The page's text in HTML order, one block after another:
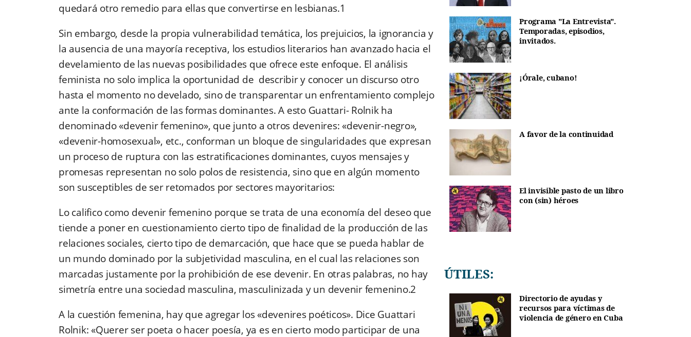
quedará otro remedio para ellas que convertirse en lesbianas.1
Sin embargo, desde la propia vulnerabilidad temática, los prejuicios, la ignorancia y
la ausencia de una mayoría receptiva, los estudios literarios han avanzado hacia el
develamiento de las nuevas posibilidades que ofrece este enfoque. El análisis
feminista no solo implica la oportunidad de describir y conocer un discurso otro
hasta el momento no develado, sino de transparentar un enfrentamiento complejo
ante la conformación de las formas dominantes. A esto Guattari- Rolnik ha
denominado «devenir femenino», que junto a otros devenires: «devenir-negro»,
«devenir-homosexual», etc., conforman un bloque de singularidades que expresan
un proceso de ruptura con las estratificaciones dominantes, cuyos mensajes y
promesas representan no solo polos de resistencia, sino que en algún momento
son susceptibles de ser retomados por sectores mayoritarios:
Lo califico como devenir femenino porque se trata de una economía del deseo que
tiende a poner en cuestionamiento cierto tipo de finalidad de la producción de las
relaciones sociales, cierto tipo de demarcación, que hace que se pueda hablar de
un mundo dominado por la subjetividad masculina, en el cual las relaciones son
marcadas justamente por la prohibición de ese devenir. En otras palabras, no hay
simetría entre una sociedad masculina, masculinizada y un devenir femenino.2
A la cuestión femenina, hay que agregar los «devenires poéticos». Dice Guattari
Rolnik: «Querer ser poeta o hacer poesía, ya es en cierto modo participar de una
Programa "La Entrevista".
Temporadas, episodios,
invitados.
¡Órale, cubano!
A favor de la continuidad
El invisible pasto de un libro
con (sin) héroes
ÚTILES:
Directorio de ayudas y
recursos para víctimas de
violencia de género en Cuba